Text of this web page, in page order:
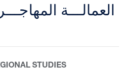
العمالـــة
STUDIES